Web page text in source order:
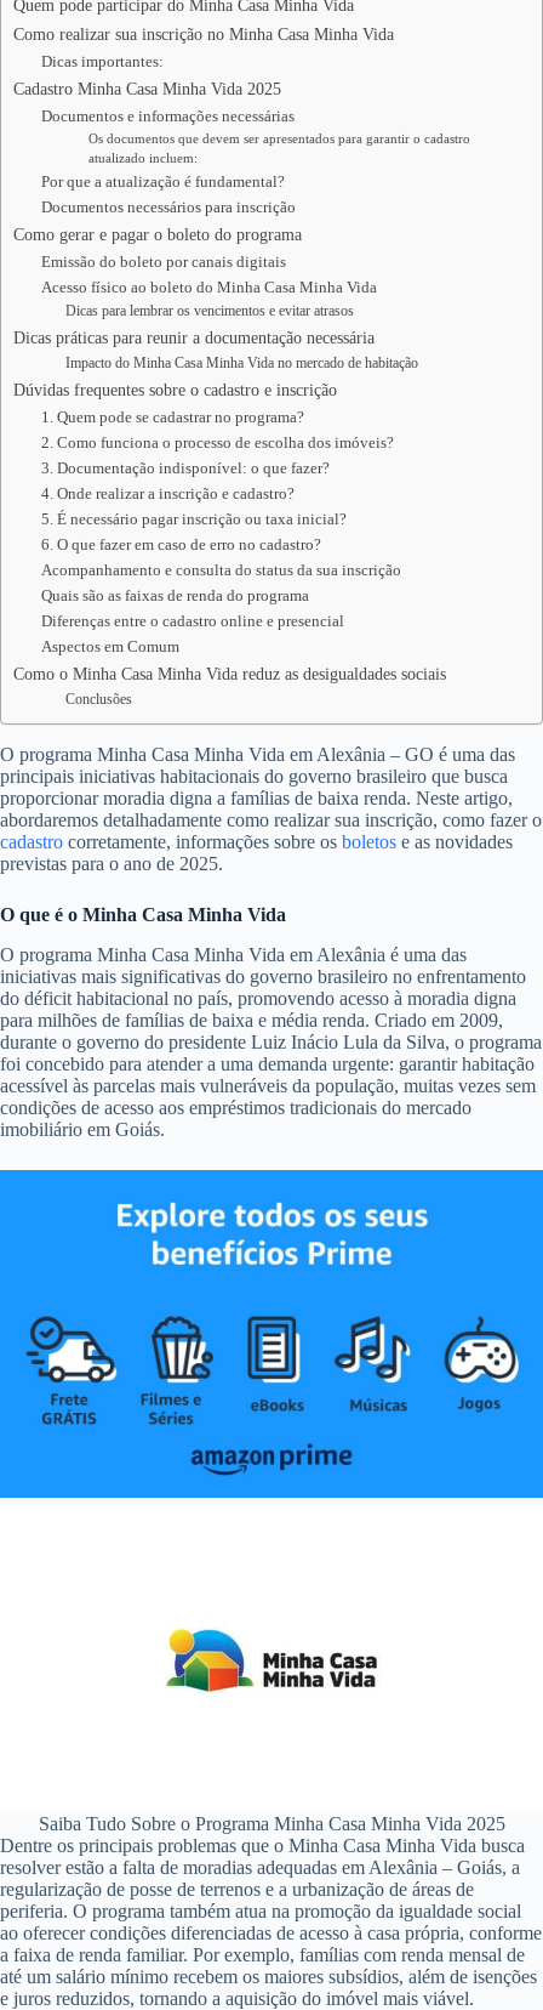
Quem pode participar do Minha Casa Minha Vida
Como realizar sua inscrição no Minha Casa Minha Vida
Dicas importantes:
Cadastro Minha Casa Minha Vida 2025
Documentos e informações necessárias
Os documentos que devem ser apresentados para garantir o cadastro
atualizado incluem:
Por que a atualização é fundamental?
Documentos necessários para inscrição
Como gerar e pagar o boleto do programa
Emissão do boleto por canais digitais
Acesso físico ao boleto do Minha Casa Minha Vida
Dicas para lembrar os vencimentos e evitar atrasos
Dicas práticas para reunir a documentação necessária
Impacto do Minha Casa Minha Vida no mercado de habitação
Dúvidas frequentes sobre o cadastro e inscrição
1. Quem pode se cadastrar no programa?
2. Como funciona o processo de escolha dos imóveis?
3. Documentação indisponível: o que fazer?
4. Onde realizar a inscrição e cadastro?
5. É necessário pagar inscrição ou taxa inicial?
6. O que fazer em caso de erro no cadastro?
Acompanhamento e consulta do status da sua inscrição
Quais são as faixas de renda do programa
Diferenças entre o cadastro online e presencial
Aspectos em Comum
Como o Minha Casa Minha Vida reduz as desigualdades sociais
Conclusões
O programa Minha Casa Minha Vida em Alexânia – GO é uma das
principais iniciativas habitacionais do governo brasileiro que busca
proporcionar moradia digna a famílias de baixa renda. Neste artigo,
abordaremos detalhadamente como realizar sua inscrição, como fazer o
cadastro corretamente, informações sobre os boletos e as novidades
previstas para o ano de 2025.
O que é o Minha Casa Minha Vida
O programa Minha Casa Minha Vida em Alexânia é uma das
iniciativas mais significativas do governo brasileiro no enfrentamento
do déficit habitacional no país, promovendo acesso à moradia digna
para milhões de famílias de baixa e média renda. Criado em 2009,
durante o governo do presidente Luiz Inácio Lula da Silva, o programa
foi concebido para atender a uma demanda urgente: garantir habitação
acessível às parcelas mais vulneráveis da população, muitas vezes sem
condições de acesso aos empréstimos tradicionais do mercado
imobiliário em Goiás.
Saiba Tudo Sobre o Programa Minha Casa Minha Vida 2025
Dentre os principais problemas que o Minha Casa Minha Vida busca
resolver estão a falta de moradias adequadas em Alexânia – Goiás, a
regularização de posse de terrenos e a urbanização de áreas de
periferia. O programa também atua na promoção da igualdade social
ao oferecer condições diferenciadas de acesso à casa própria, conforme
a faixa de renda familiar. Por exemplo, famílias com renda mensal de
até um salário mínimo recebem os maiores subsídios, além de isenções
e juros reduzidos, tornando a aquisição do imóvel mais viável.